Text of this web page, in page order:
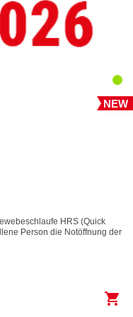
NEW
HRS (Quick
Person die Notöffnung der
shopping_cart